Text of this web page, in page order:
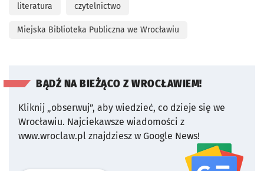
literatura czytelnictwo
Miejska Biblioteka Publiczna we Wrocławiu
BĄDŹ NA BIEŻĄCO Z WROCŁAWIEM!
Kliknij „obserwuj”, aby wiedzieć, co dzieje się we
Wrocławiu. Najciekawsze wiadomości z
www.wroclaw.pl znajdziesz w Google News!